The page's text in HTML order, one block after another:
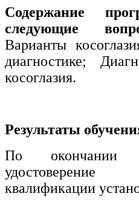
Содержание
следующие
Варианты
диагностике;
косоглазия.
Результаты
По окончании
квалификации